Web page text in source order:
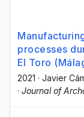
processes
El Toro
2021 · Javier
· Journal of